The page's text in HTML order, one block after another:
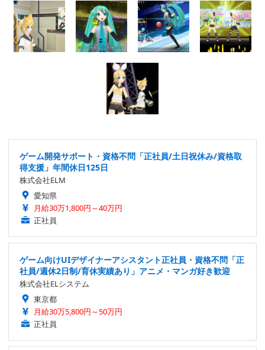
ゲーム開発サポート・資格不問「正社員/土日祝休み/資格取
得支援」年間休日125日
株式会社ELM
愛知県
月給30万1,800円～40万円
正社員
ゲーム向けUIデザイナーアシスタント正社員・資格不問「正
社員/週休2日制/育休実績あり」アニメ・マンガ好き歓迎
株式会社ELシステム
東京都
月給30万5,800円～50万円
正社員